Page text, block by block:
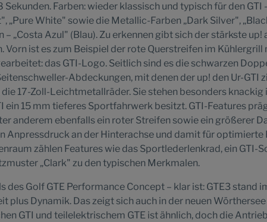
Sekunden. Farben: wieder klassisch und typisch für den GTI
„Pure White" sowie die Metallic-Farben „Dark Silver",
– „Costa Azul" (Blau). Zu erkennen gibt sich der stärkste up!
Vorn ist es zum Beispiel der rote Querstreifen im
das GTI-Logo. Seitlich sind es die schwarzen
Abdeckungen, mit denen der up! den Ur-GTI
17-Zoll-Leichtmetallräder. Sie stehen besonders knackig
ein 15 mm tieferes Sportfahrwerk besitzt. GTI-Features
anderem ebenfalls ein roter Streifen sowie ein größerer
Anpressdruck an der Hinterachse und damit für optimierte
zählen Features wie das Sportlederlenkrad, ein GTI-
„Clark" zu den typischen Merkmalen.
des Golf GTE Performance Concept – klar ist: GTE3 stand
plus Dynamik. Das zeigt sich auch in der neuen
GTI und teilelektrischem GTE ist ähnlich, doch die